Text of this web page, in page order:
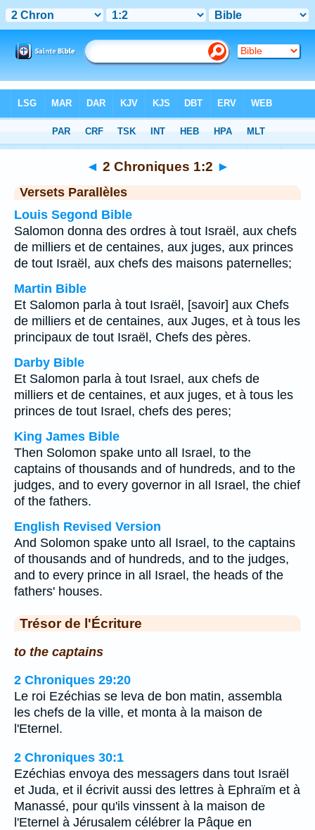
>Chapitre 1 > Verset 2
◄ 2 Chroniques 1:2 ►
Versets Parallèles
Louis Segond Bible
Salomon donna des ordres à tout Israël, aux chefs
de milliers et de centaines, aux juges, aux princes
de tout Israël, aux chefs des maisons paternelles;
Martin Bible
Et Salomon parla à tout Israël, [savoir] aux Chefs
de milliers et de centaines, aux Juges, et à tous les
principaux de tout Israël, Chefs des pères.
Darby Bible
Et Salomon parla à tout Israel, aux chefs de
milliers et de centaines, et aux juges, et à tous les
princes de tout Israel, chefs des peres;
King James Bible
Then Solomon spake unto all Israel, to the
captains of thousands and of hundreds, and to the
judges, and to every governor in all Israel, the chief
of the fathers.
English Revised Version
And Solomon spake unto all Israel, to the captains
of thousands and of hundreds, and to the judges,
and to every prince in all Israel, the heads of the
fathers' houses.
Trésor de l'Écriture
to the captains
2 Chroniques 29:20
Le roi Ezéchias se leva de bon matin, assembla
les chefs de la ville, et monta à la maison de
l'Eternel.
2 Chroniques 30:1
Ezéchias envoya des messagers dans tout Israël
et Juda, et il écrivit aussi des lettres à Ephraïm et à
Manassé, pour qu'ils vinssent à la maison de
l'Eternel à Jérusalem célébrer la Pâque en